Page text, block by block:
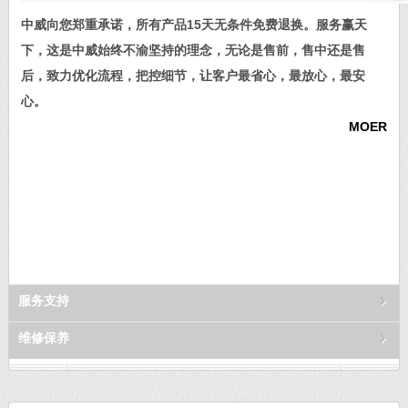
中威向您郑重承诺，所有产品15天无条件免费退换。服务赢天
下，这是中威始终不渝坚持的理念，无论是售前，售中还是售
后，致力优化流程，把控细节，让客户最省心，最放心，最安
心。
MOER
服务支持
维修保养